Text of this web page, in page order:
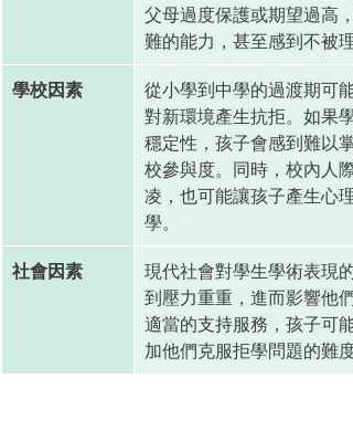
父母過度保護或期望過高
難的能力，甚至感到不被
學校因素
從小學到中學的過渡期可
對新環境產生抗拒。如果
穩定性，孩子會感到難以
校參與度。同時，校內人
凌，也可能讓孩子產生心
學。
社會因素
現代社會對學生學術表現
到壓力重重，進而影響他
適當的支持服務，孩子可
加他們克服拒學問題的難度